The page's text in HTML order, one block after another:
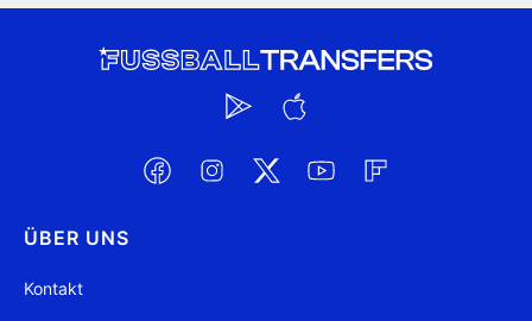
ÜBER UNS
Kontakt